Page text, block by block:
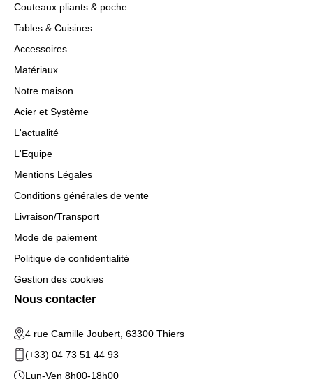
Couteaux pliants & poche
Tables & Cuisines
Accessoires
Matériaux
Notre maison
Acier et Système
L'actualité
L'Equipe
Mentions Légales
Conditions générales de vente
Livraison/Transport
Mode de paiement
Politique de confidentialité
Gestion des cookies
Nous contacter
4 rue Camille Joubert, 63300 Thiers
(+33) 04 73 51 44 93
Lun-Ven 8h00-18h00